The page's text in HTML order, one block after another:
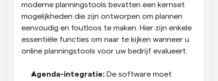
moderne planningstools bevatten een kernset
mogelijkheden die zijn ontworpen om plannen
eenvoudig en foutloos te maken. Hier zijn enkele
essentiële functies om naar te kijken wanneer u
online planningstools voor uw bedrijf evalueert.
Agenda-integratie: De software moet